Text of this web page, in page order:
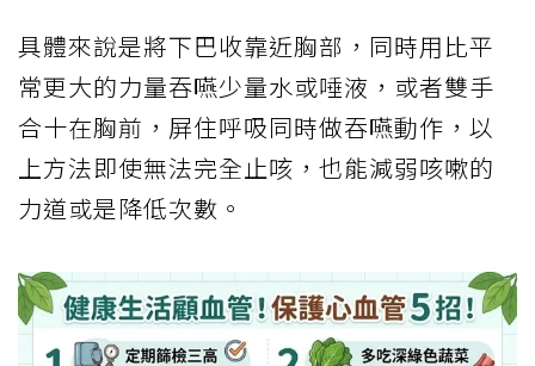
具體來說是將下巴收靠近胸部，同時用比平
常更大的力量吞嚥少量水或唾液，或者雙手
合十在胸前，屏住呼吸同時做吞嚥動作，以
上方法即使無法完全止咳，也能減弱咳嗽的
力道或是降低次數。